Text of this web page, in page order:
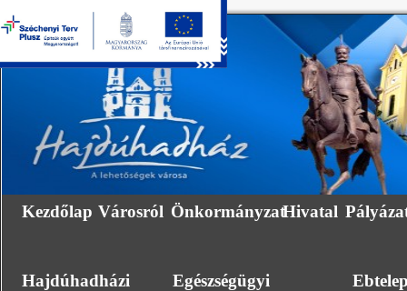
Kezdőlap Városról ÖnkormányzatHivatal
Hajdúhadházi
Egészségügyi